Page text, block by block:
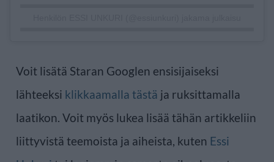
Voit lisätä Staran Googlen ensisijaiseksi
lähteeksi klikkaamalla tästä ja ruksittamalla
laatikon. Voit myös lukea lisää tähän artikkeliin
liittyvistä teemoista ja aiheista, kuten Essi